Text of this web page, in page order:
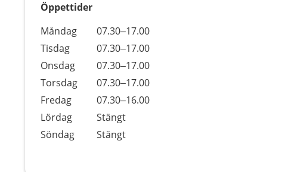
Öppettider
Dag
Öppettider
Kommentarer
Måndag
07.30–17.00
Tisdag
07.30–17.00
Onsdag
07.30–17.00
Torsdag
07.30–17.00
Fredag
07.30–16.00
Lördag
Stängt
Söndag
Stängt